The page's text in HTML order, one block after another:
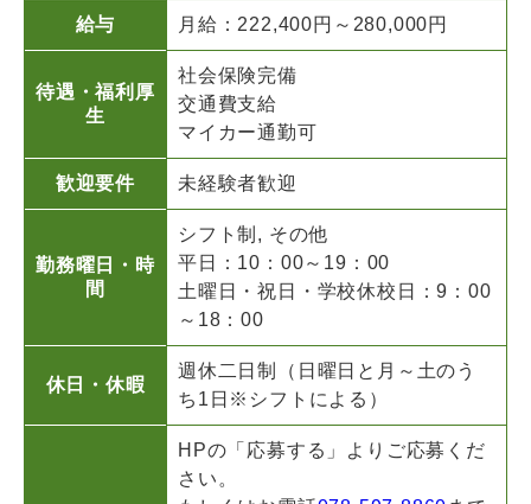
給与 月給：222,400円～280,000円
待遇・福利厚
生
社会保険完備
交通費支給
マイカー通勤可
歓迎要件 未経験者歓迎
勤務曜日・時
間
シフト制, その他
平日：10：00～19：00
土曜日・祝日・学校休校日：9：00
～18：00
休日・休暇
週休二日制（日曜日と月～土のう
ち1日※シフトによる）
HPの「応募する」よりご応募くだ
さい。